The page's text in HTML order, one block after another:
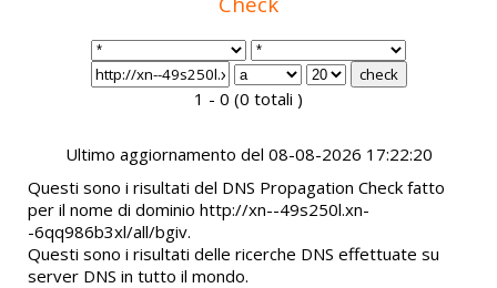
1 - 0 (0 totali )
Ultimo aggiornamento del 08-08-2026 17:22:20
Questi sono i risultati del DNS Propagation Check fatto
per il nome di dominio http://xn--49s250l.xn-
-6qq986b3xl/all/bgiv.
Questi sono i risultati delle ricerche DNS effettuate su
server DNS in tutto il mondo.